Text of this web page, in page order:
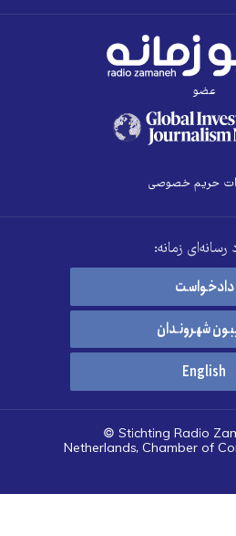
خصوصی
زمانه:
شهروندان
© Stichting Radio
Netherlands, Chamber